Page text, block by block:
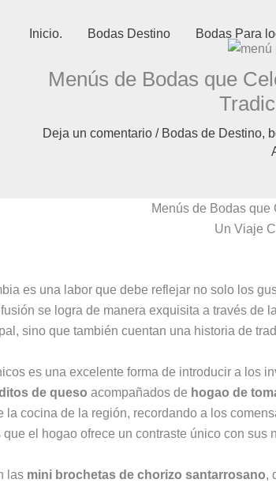
Inicio. Bodas Destino Bodas Para
Menús de Bodas que
Deja un comentario / Bodas de Destino,
Menús de Bodas
Un Viaje
es una labor que debe reflejar no solo los
se logra de manera exquisita a través
sino que también cuentan una historia de
es una excelente forma de introducir a los
de queso acompañados de hogao de
la cocina de la región, recordando a los
el hogao ofrece un contraste único con sus
las mini brochetas de chorizo santarrosano,